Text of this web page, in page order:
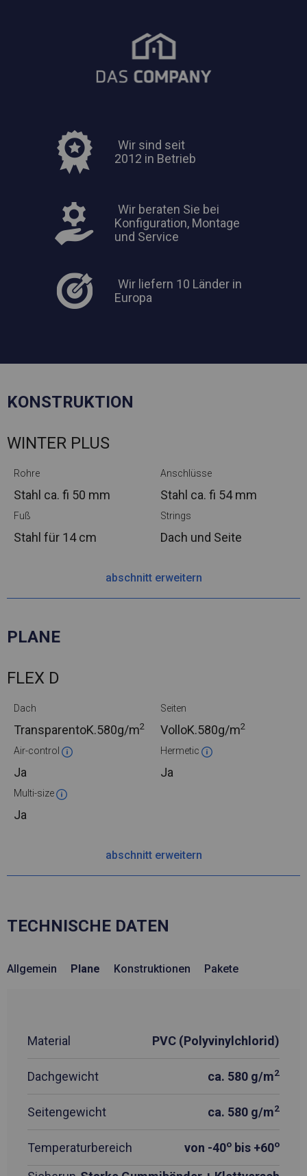
Wir sind seit
2012 in Betrieb
Wir beraten Sie bei
Konfiguration, Montage
und Service
Wir liefern 10 Länder in
Europa
KONSTRUKTION
WINTER PLUS
Rohre
Stahl ca. fi 50 mm
Anschlüsse
Stahl ca. fi 54 mm
Fuß
Stahl für 14 cm
Strings
Dach und Seite
abschnitt erweitern
PLANE
FLEX D
Dach
TransparentoK.580g/m2
Seiten
VolloK.580g/m2
Air-control
Ja
Hermetic
Ja
Multi-size
Ja
abschnitt erweitern
TECHNISCHE DATEN
Allgemein Plane Konstruktionen Pakete
Material PVC (Polyvinylchlorid)
Dachgewicht ca. 580 g/m2
Seitengewicht ca. 580 g/m2
Temperaturbereich von -40o bis +60o